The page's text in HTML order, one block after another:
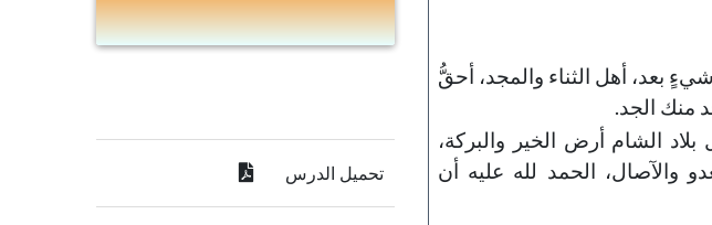
بعد، أهل الثناء والمجد، أحقُّ
منك الجد.
الشام أرض الخير والبركة،
والآصال، الحمد لله عليه أن
تحميل الدرس